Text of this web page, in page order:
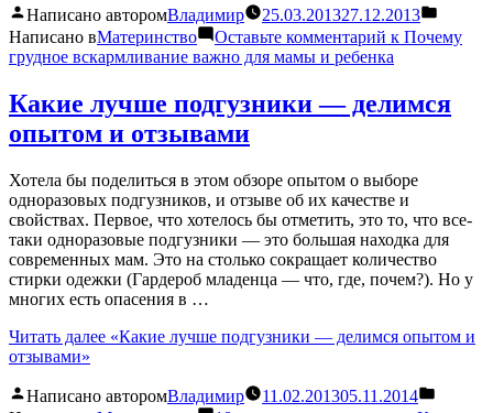
Написано авторомВладимир 25.03.201327.12.2013
Написано вМатеринство Оставьте комментарий к Почему
грудное вскармливание важно для мамы и ребенка
Какие лучше подгузники — делимся
опытом и отзывами
Хотела бы поделиться в этом обзоре опытом о выборе
одноразовых подгузников, и отзыве об их качестве и
свойствах. Первое, что хотелось бы отметить, это то, что все-
таки одноразовые подгузники — это большая находка для
современных мам. Это на столько сокращает количество
стирки одежки (Гардероб младенца — что, где, почем?). Но у
многих есть опасения в …
Читать далее «Какие лучше подгузники — делимся опытом и
отзывами»
Написано авторомВладимир 11.02.201305.11.2014